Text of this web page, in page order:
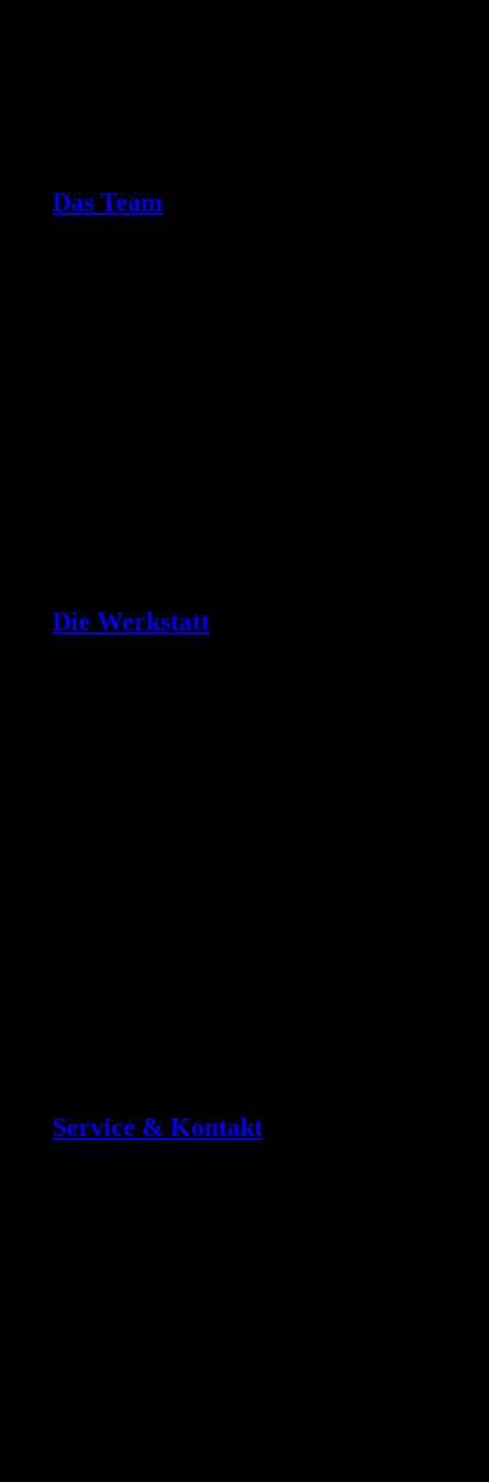
Das Team
Die Werkstatt
Service & Kontakt